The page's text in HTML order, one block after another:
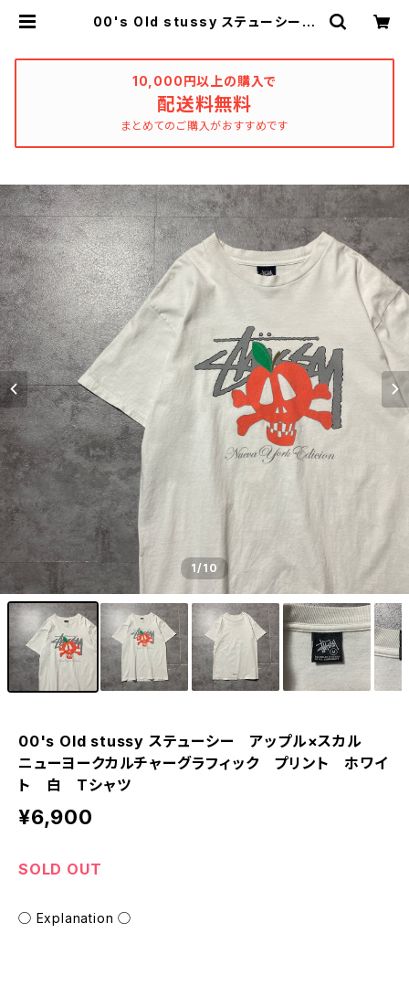
00's Old stussy ステューシー
イト 白 Tシャツ | used_clothin
g_katharsis
10,000円以上の購入で
配送料無料
まとめてのご購入がおすすめです
1/10
00's Old stussy ステューシー アップル×スカル
ニューヨークカルチャーグラフィック プリント ホワイ
ト 白 Tシャツ
¥6,900
SOLD OUT
◯ Explanation ◯